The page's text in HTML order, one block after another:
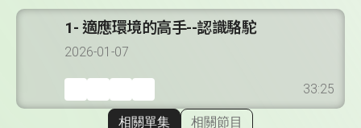
1- 適應環境的高手--認識駱駝
2026-01-07
33:25
相關單集 相關節目